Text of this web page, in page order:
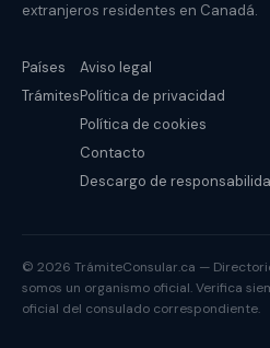
extranjeros residentes en Canadá.
Países
Trámites
Aviso legal
Política de privacidad
Política de cookies
Contacto
Descargo de
© 2026 TrámiteConsular.ca —
somos un organismo oficial. Verifica
oficial del consulado correspondiente.